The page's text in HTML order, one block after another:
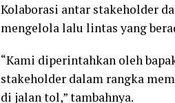
Kolaborasi antar stakeholder
mengelola lalu lintas yang
“Kami diperintahkan oleh
stakeholder dalam rangka
di jalan tol,” tambahnya.